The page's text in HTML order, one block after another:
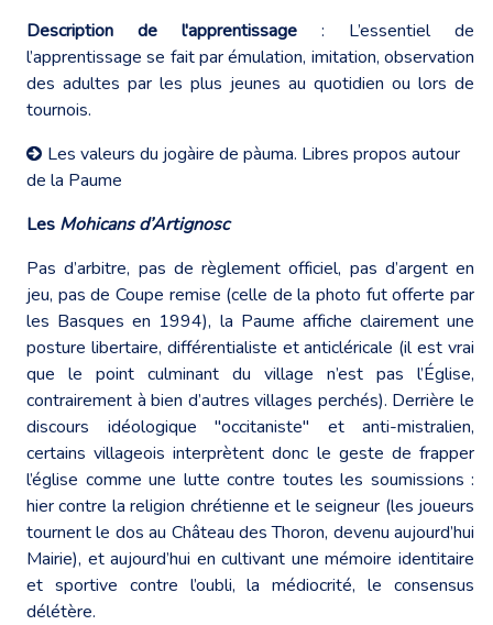
Description de l'apprentissage : L’essentiel de
l’apprentissage se fait par émulation, imitation, observation
des adultes par les plus jeunes au quotidien ou lors de
tournois.
Les valeurs du jogàire de pàuma. Libres propos autour
de la Paume
Les Mohicans d’Artignosc
Pas d’arbitre, pas de règlement officiel, pas d’argent en
jeu, pas de Coupe remise (celle de la photo fut offerte par
les Basques en 1994), la Paume affiche clairement une
posture libertaire, différentialiste et anticléricale (il est vrai
que le point culminant du village n’est pas l’Église,
contrairement à bien d’autres villages perchés). Derrière le
discours idéologique "occitaniste" et anti-mistralien,
certains villageois interprètent donc le geste de frapper
l’église comme une lutte contre toutes les soumissions :
hier contre la religion chrétienne et le seigneur (les joueurs
tournent le dos au Château des Thoron, devenu aujourd’hui
Mairie), et aujourd’hui en cultivant une mémoire identitaire
et sportive contre l’oubli, la médiocrité, le consensus
délétère.